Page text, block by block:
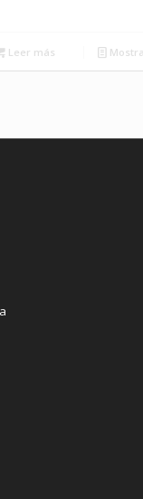
era:
24,99€. 21,99€.
Leer más